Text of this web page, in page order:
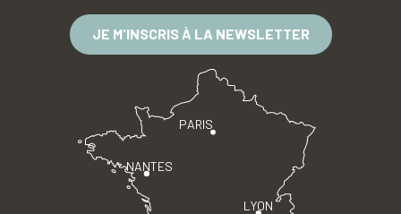
JE M'INSCRIS À LA NEWSLETTER
PARIS
LYON
NANTES